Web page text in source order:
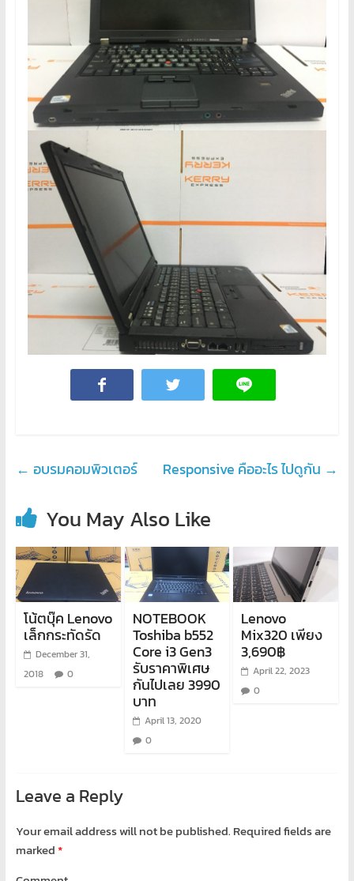
← อบรมคอมพิวเตอร์ Responsive คืออะไร ไปดูกัน →
You May Also Like
โน้ตบุ๊ค Lenovo
เล็กกระทัดรัด
December 31,
2018
0
NOTEBOOK
Toshiba b552
Core i3 Gen3
รับราคาพิเศษ
กันไปเลย 3990
บาท
April 13, 2020
0
Lenovo
Mix320 เพียง
3,690฿
April 22, 2023
0
Leave a Reply
Your email address will not be published. Required fields are
marked*